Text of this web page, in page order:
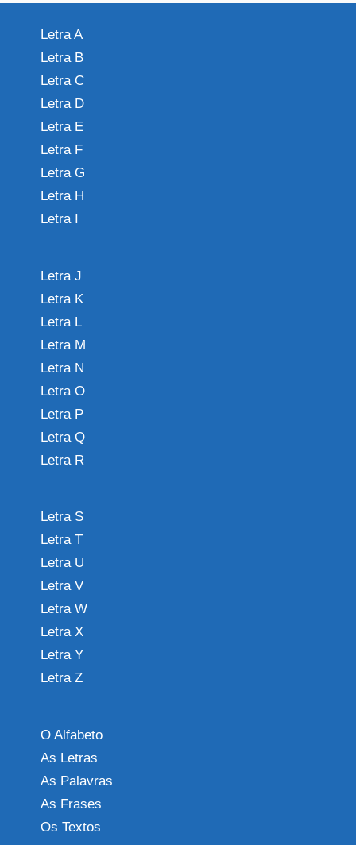
Letra A
Letra B
Letra C
Letra D
Letra E
Letra F
Letra G
Letra H
Letra I
Letra J
Letra K
Letra L
Letra M
Letra N
Letra O
Letra P
Letra Q
Letra R
Letra S
Letra T
Letra U
Letra V
Letra W
Letra X
Letra Y
Letra Z
O Alfabeto
As Letras
As Palavras
As Frases
Os Textos